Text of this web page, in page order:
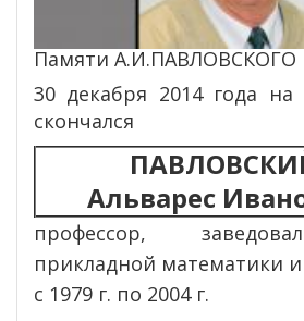
Памяти А.И.ПАВЛОВСКОГО
30 декабря 2014 года
скончался
Альварес
профессор,
прикладной математики
с 1979 г. по 2004 г.